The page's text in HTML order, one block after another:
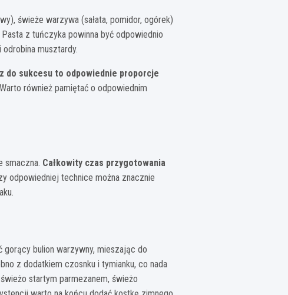
świeże warzywa (sałata, pomidor, ogórek)
z tuńczyka powinna być odpowiednio
musztardy.
do sukcesu to odpowiednie proporcje
również pamiętać o odpowiednim
smaczna. Całkowity czas przygotowania
odpowiedniej technice można znacznie
gorący bulion warzywny, mieszając do
z dodatkiem czosnku i tymianku, co nada
startym parmezanem, świeżo